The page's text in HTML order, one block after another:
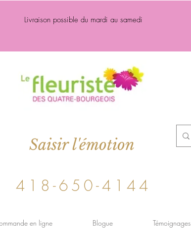
Livraison possible du mardi au samedi
Saisir l'émotion
418-650-4144
en ligne Blogue Témoignages